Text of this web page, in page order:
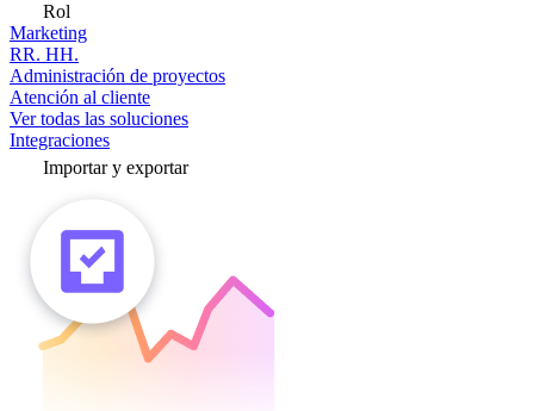
Rol
Marketing
RR. HH.
Administración de proyectos
Atención al cliente
Ver todas las soluciones
Integraciones
Importar y exportar